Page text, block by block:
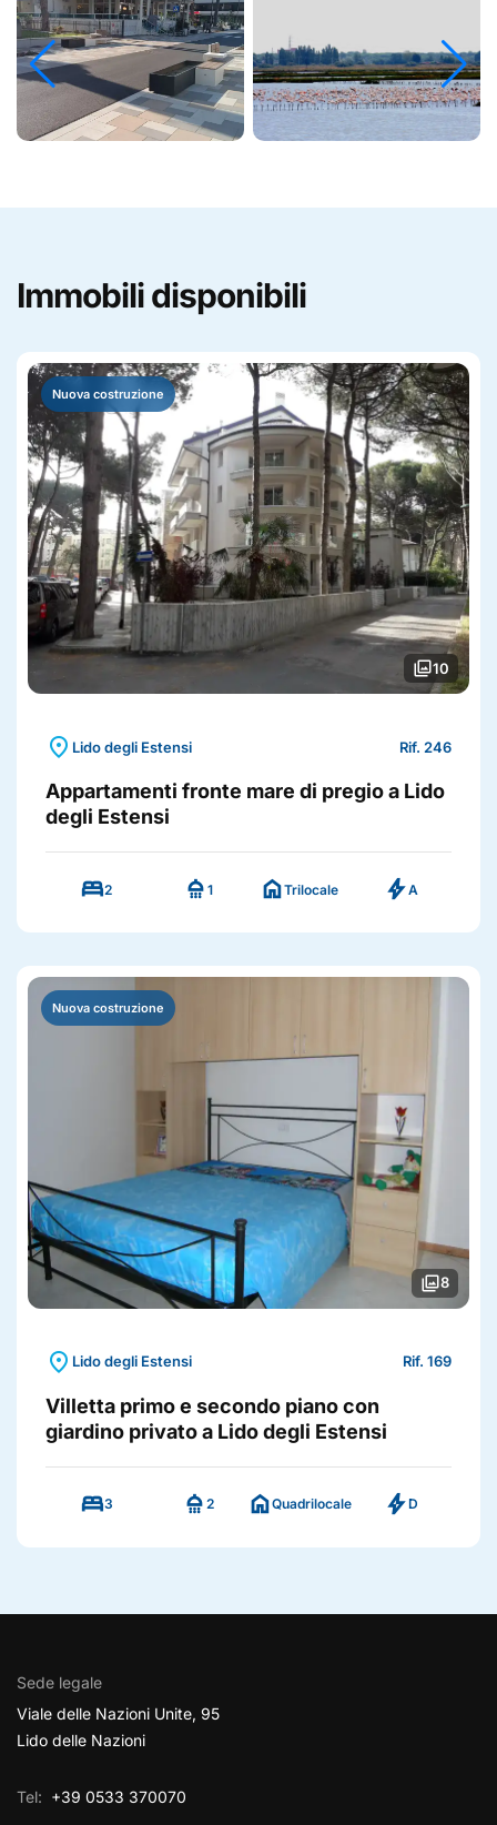
Immobili disponibili
Nuova costruzione
photo_library10
location_on Lido degli Estensi Rif. 246
Appartamenti fronte mare di pregio a Lido
degli Estensi
bed2 shower 1 homeTrilocale boltA
Nuova costruzione
photo_library8
location_on Lido degli Estensi Rif. 169
Villetta primo e secondo piano con
giardino privato a Lido degli Estensi
bed3 shower 2 homeQuadrilocale boltD
Sede legale
Viale delle Nazioni Unite, 95
Lido delle Nazioni
Tel: +39 0533 370070